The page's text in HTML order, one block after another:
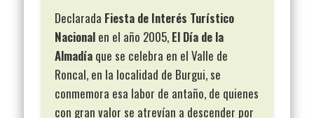
Declarada Fiesta de Interés Turístico
Nacional en el año 2005, El Día de la
Almadía que se celebra en el Valle de
Roncal, en la localidad de Burgui, se
conmemora esa labor de antaño, de quienes
con gran valor se atrevían a descender por